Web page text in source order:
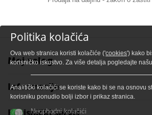
Moj nalog
Informacije
Politika kolačića
Ova web stranica koristi kolačiće ('cookies') kako
korisničko iskustvo. Za više detalja pogledajte
Analitički kolačići se koriste kako bi se na osnovu
korisniku ponudio bolji izbor i prikaz stranica.
Neophodni kolačići